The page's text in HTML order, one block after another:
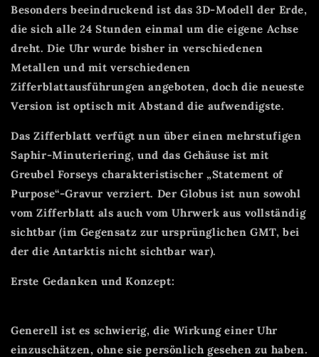
Besonders beeindruckend ist das 3D-Modell der Erde,
die sich alle 24 Stunden einmal um die eigene Achse
dreht. Die Uhr wurde bisher in verschiedenen
Metallen und mit verschiedenen
Zifferblattausführungen angeboten, doch die neueste
Version ist optisch mit Abstand die aufwendigste.
Das Zifferblatt verfügt nun über einen mehrstufigen
Saphir-Minuteriering, und das Gehäuse ist mit
Greubel Forseys charakteristischer „Statement of
Purpose“-Gravur verziert. Der Globus ist nun sowohl
vom Zifferblatt als auch vom Uhrwerk aus vollständig
sichtbar (im Gegensatz zur ursprünglichen GMT, bei
der die Antarktis nicht sichtbar war).
Erste Gedanken und Konzept:
Generell ist es schwierig, die Wirkung einer Uhr
einzuschätzen, ohne sie persönlich gesehen zu haben.